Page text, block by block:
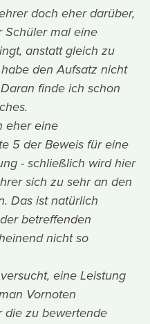
doch eher darüber,
Schüler mal eine
anstatt gleich zu
den Aufsatz nicht
finde ich schon
eher eine
5 der Beweis für eine
- schließlich wird hier
sich zu sehr an den
Das ist natürlich
betreffenden
nicht so
eine Leistung
Vornoten
die zu bewertende